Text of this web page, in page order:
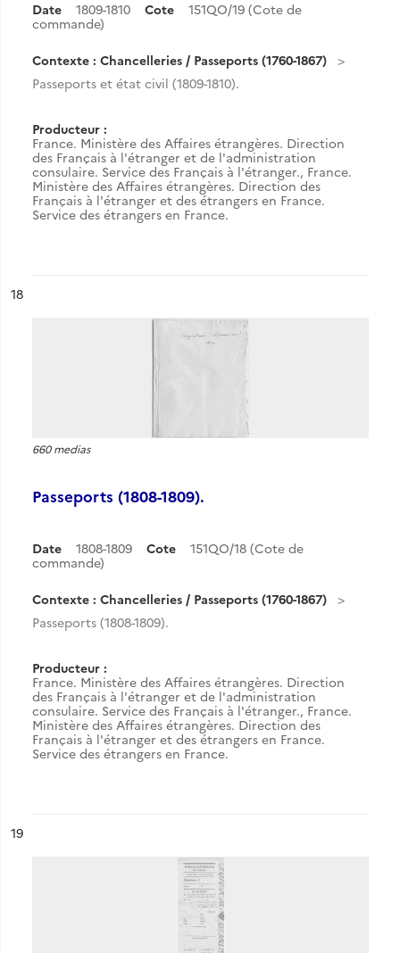
Date 1809-1810 Cote
151QO/19 (Cote de
commande)
Contexte : Chancelleries / Passeports (1760-1867)
Passeports et état civil (1809-1810).
Producteur :
France. Ministère des Affaires étrangères. Direction
des Français à l'étranger et de l'administration
consulaire. Service des Français à l'étranger., France.
Ministère des Affaires étrangères. Direction des
Français à l'étranger et des étrangers en France.
Service des étrangers en France.
n°
18
660 medias
Passeports (1808-1809).
Date 1808-1809 Cote
151QO/18 (Cote de
commande)
Contexte : Chancelleries / Passeports (1760-1867)
Passeports (1808-1809).
Producteur :
France. Ministère des Affaires étrangères. Direction
des Français à l'étranger et de l'administration
consulaire. Service des Français à l'étranger., France.
Ministère des Affaires étrangères. Direction des
Français à l'étranger et des étrangers en France.
Service des étrangers en France.
n°
19